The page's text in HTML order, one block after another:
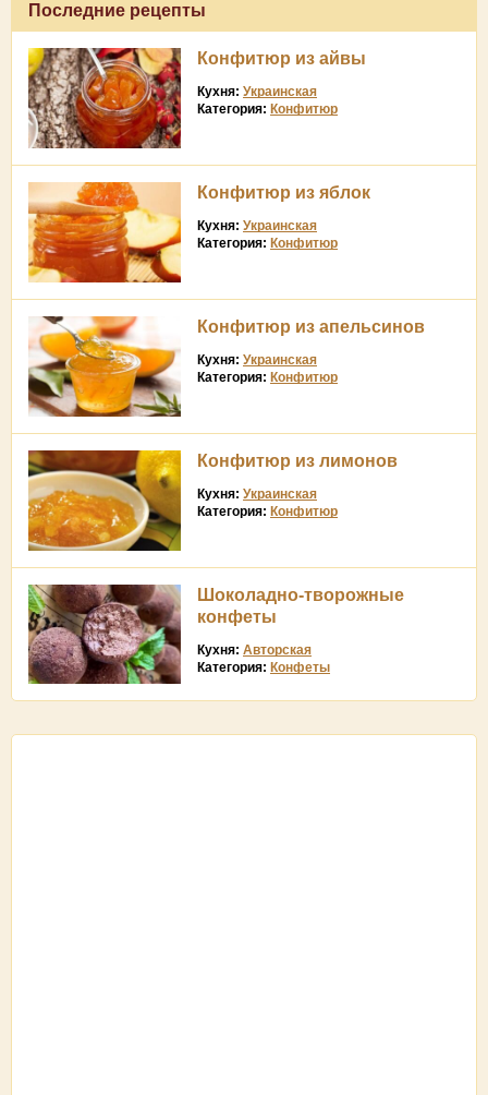
Последние рецепты
Конфитюр из айвы
Кухня: Украинская
Категория: Конфитюр
Конфитюр из яблок
Кухня: Украинская
Категория: Конфитюр
Конфитюр из апельсинов
Кухня: Украинская
Категория: Конфитюр
Конфитюр из лимонов
Кухня: Украинская
Категория: Конфитюр
Шоколадно-творожные
конфеты
Кухня: Авторская
Категория: Конфеты